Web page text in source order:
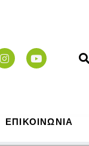
ΕΠΙΚΟΙΝΩΝΙΑ